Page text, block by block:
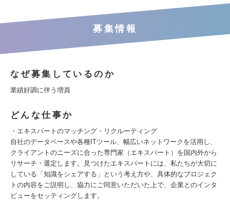
募集情報
なぜ募集しているのか
業績好調に伴う増員
どんな仕事か
・エキスパートのマッチング・リクルーティング
自社のデータベースや各種ITツール、幅広いネットワークを活用し、
クライアントのニーズに合った専門家（エキスパート）を国内外から
リサーチ・選定します。見つけたエキスパートには、私たちが大切に
している「知識をシェアする」という考え方や、具体的なプロジェク
トの内容をご説明し、協力にご同意いただいた上で、企業とのインタ
ビューをセッティングします。